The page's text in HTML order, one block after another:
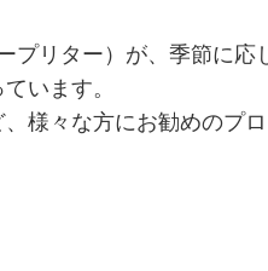
プリター）が、季節に応
います。
様々な方にお勧めのプ